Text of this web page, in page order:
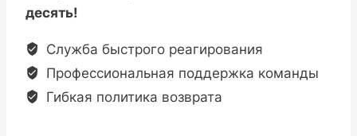
десять!
Служба быстрого реагирования
Профессиональная поддержка команды
Гибкая политика возврата